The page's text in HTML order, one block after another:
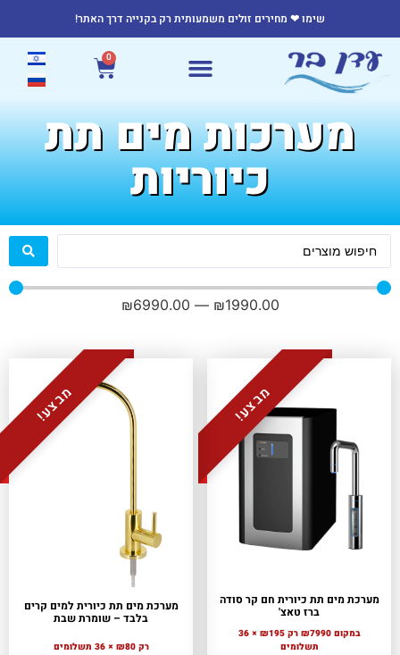
שימו ❤ מחירים זולים משמעותית רק בקנייה דרך האתר!
0
מערכות מים תת
כיוריות
₪1990.00
—
₪6990.00
מבצע!
מערכת מים תת כיורית חם קר סודה
ברז טאצ'
במקום ₪7990
רק ₪195 × 36
תשלומים
מבצע!
מערכת מים תת כיורית למים קרים
בלבד – שומרת שבת
רק ₪80 × 36 תשלומים